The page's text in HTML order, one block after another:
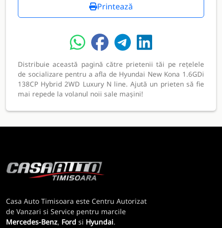
Printează
Distribuie această pagină către prietenii tăi pe rețelele
de socializare pentru a afla de Hyundai New Kona 1.6GDi
138CP Hybrid 2WD Luxury N line. Ajută un prieten să fie
mai repede la volanul noii sale mașini!
Casa Auto Timisoara este Centru Autorizat
de Vanzari si Service pentru marcile
Mercedes-Benz, Ford si Hyundai.